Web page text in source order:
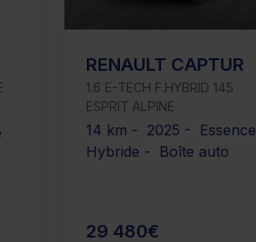
RENAULT CAPTUR
1.6 E-TECH F.HYBRID 145
ESPRIT ALPINE
14 km - 2025 - Essence
Hybride - Boîte auto
29 480€